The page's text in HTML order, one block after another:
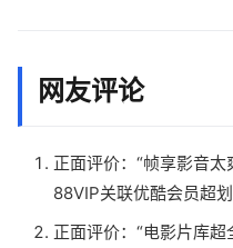
网友评论
正面评价：“帧享影音太
88VIP关联优酷会员超
正面评价：“电影片库超